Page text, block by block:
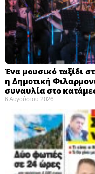
Ένα μουσικό ταξίδι
η Δημοτική
συναυλία στο
6 Αυγούστου 2026